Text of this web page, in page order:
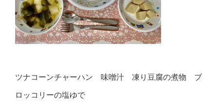
ツナコーンチャーハン 味噌汁 凍り豆腐の煮物 ブ
ロッコリーの塩ゆで